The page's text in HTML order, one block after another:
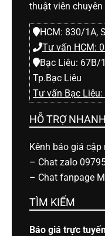
thuật viên
HCM: 830/1A,
Tư vấn HCM:
Bạc Liêu: 67B/
Tp.Bạc Liêu
Tư vấn Bạc
HỖ TRỢ NHANH
Kênh báo giá cập
– Chat zalo
– Chat fanpage
TÌM KIẾM
Báo giá trực